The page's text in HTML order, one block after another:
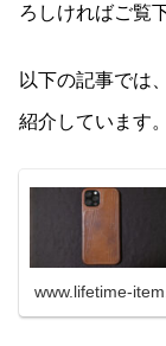
ろしければご覧
以下の記事では
紹介しています。
www.lifetime-